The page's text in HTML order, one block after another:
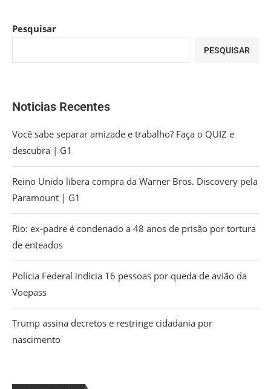
Pesquisar
PESQUISAR
Noticias Recentes
Você sabe separar amizade e trabalho? Faça o QUIZ e
descubra | G1
Reino Unido libera compra da Warner Bros. Discovery pela
Paramount | G1
Rio: ex-padre é condenado a 48 anos de prisão por tortura
de enteados
Polícia Federal indicia 16 pessoas por queda de avião da
Voepass
Trump assina decretos e restringe cidadania por
nascimento